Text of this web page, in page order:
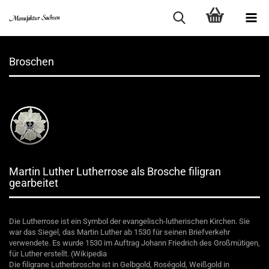
Broschen
Martin Luther Lutherrose als Brosche filigran
gearbeitet
Die Lutherrose ist ein Symbol der evangelisch-lutherischen Kirchen. Sie
war das Siegel, das Martin Luther ab 1530 für seinen Briefverkehr
verwendete. Es wurde 1530 im Auftrag Johann Friedrich des Großmütigen,
für Luther erstellt. (Wikipedia
Die filigrane Lutherbrosche ist in Gelbgold, Roségold, Weißgold in